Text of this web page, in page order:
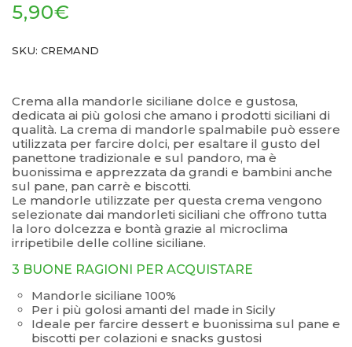
5 su
base di
5,90€
SKU: CREMAND
Crema alla mandorle siciliane dolce e gustosa,
dedicata ai più golosi che amano i prodotti siciliani di
qualità. La crema di mandorle spalmabile può essere
utilizzata per farcire dolci, per esaltare il gusto del
panettone tradizionale e sul pandoro, ma è
buonissima e apprezzata da grandi e bambini anche
sul pane, pan carrè e biscotti.
Le mandorle utilizzate per questa crema vengono
selezionate dai mandorleti siciliani che offrono tutta
la loro dolcezza e bontà grazie al microclima
irripetibile delle colline siciliane.
3 BUONE RAGIONI PER ACQUISTARE
Mandorle siciliane 100%
Per i più golosi amanti del made in Sicily
Ideale per farcire dessert e buonissima sul pane e
biscotti per colazioni e snacks gustosi